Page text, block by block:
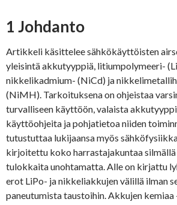
1 Johdanto
Artikkeli käsittelee sähkökäyttöisten
yleisintä akkutyyppiä, litiumpolymeeri-
nikkelikadmium- (NiCd) ja
(NiMH). Tarkoituksena on ohjeistaa
turvalliseen käyttöön, valaista
käyttöohjeita ja pohjatietoa niiden
tutustuttaa lukijaansa myös
kirjoitettu koko harrastajakuntaa silmällä
tulokkaita unohtamatta. Alle on kirjattu
erot LiPo- ja nikkeliakkujen välillä ilman
paneutumista taustoihin. Akkujen kemiaa